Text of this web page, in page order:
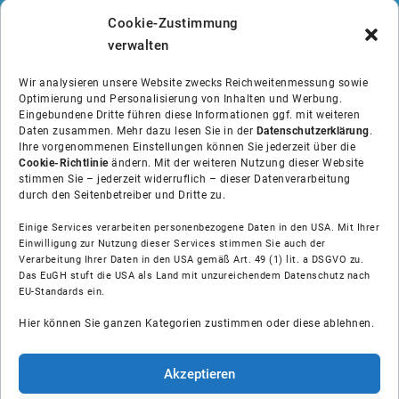
Cookie-Zustimmung
verwalten
Wir analysieren unsere Website zwecks Reichweitenmessung sowie
Optimierung und Personalisierung von Inhalten und Werbung.
Eingebundene Dritte führen diese Informationen ggf. mit weiteren
Daten zusammen. Mehr dazu lesen Sie in der Datenschutzerklärung.
Ihre vorgenommenen Einstellungen können Sie jederzeit über die
Cookie-Richtlinieändern. Mit der weiteren Nutzung dieser Website
stimmen Sie – jederzeit widerruflich – dieser Datenverarbeitung
durch den Seitenbetreiber und Dritte zu.
Einige Services verarbeiten personenbezogene Daten in den USA. Mit Ihrer
Einwilligung zur Nutzung dieser Services stimmen Sie auch der
Verarbeitung Ihrer Daten in den USA gemäß Art. 49 (1) lit. a DSGVO zu.
Das EuGH stuft die USA als Land mit unzureichendem Datenschutz nach
EU-Standards ein.
Hier können Sie ganzen Kategorien zustimmen oder diese ablehnen.
Akzeptieren
Über uns